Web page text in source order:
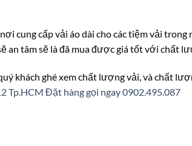
cung cấp vải áo dài cho các tiệm vải
an tâm sẽ là đã mua được giá tốt với chất
khách ghé xem chất lượng vải, và chất
Tp.HCM Đặt hàng gọi ngay 0902.495.087